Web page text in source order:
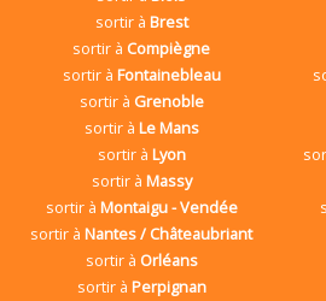
sortir à Brest
sortir à Compiègne
sortir à Fontainebleau
sortir à Grenoble
sortir à Le Mans
sortir à Lyon
sortir à Massy
sortir à Montaigu - Vendée
sortir àNantes / Châteaubriant
sortir à Orléans
sortir à Perpignan